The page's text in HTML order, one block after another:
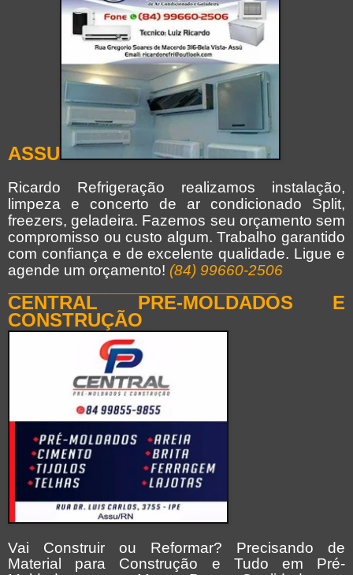
ASSU
Ricardo Refrigeração realizamos instalação,
limpeza e concerto de ar condicionado Split,
freezers, geladeira. Fazemos seu orçamento sem
compromisso ou custo algum. Trabalho garantido
com confiança e de excelente qualidade. Ligue e
agende um orçamento! (84) 99660-2506
CENTRAL PRE-MOLDADOS E
CONSTRUÇÃO
Vai Construir ou Reformar? Precisando de
Material para Construção e Tudo em Pré-